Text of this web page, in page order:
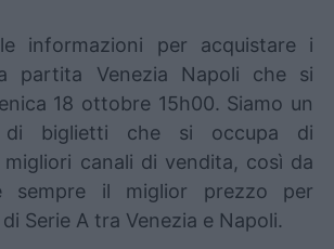
le informazioni per acquistare i
partita Venezia Napoli che si
18 ottobre 15h00. Siamo un
di biglietti che si occupa di
canali di vendita, così da
sempre il miglior prezzo per
Serie A tra Venezia e Napoli.